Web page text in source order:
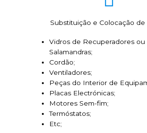
Substituição e Colocação de
Vidros de Recuperadores ou
Salamandras;
Cordão;
Ventiladores;
Peças do Interior de
Placas Electrónicas;
Motores Sem-fim;
Termóstatos;
Etc;